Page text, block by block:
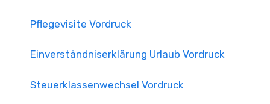
Pflegevisite Vordruck
Einverständniserklärung Urlaub Vordruck
Steuerklassenwechsel Vordruck